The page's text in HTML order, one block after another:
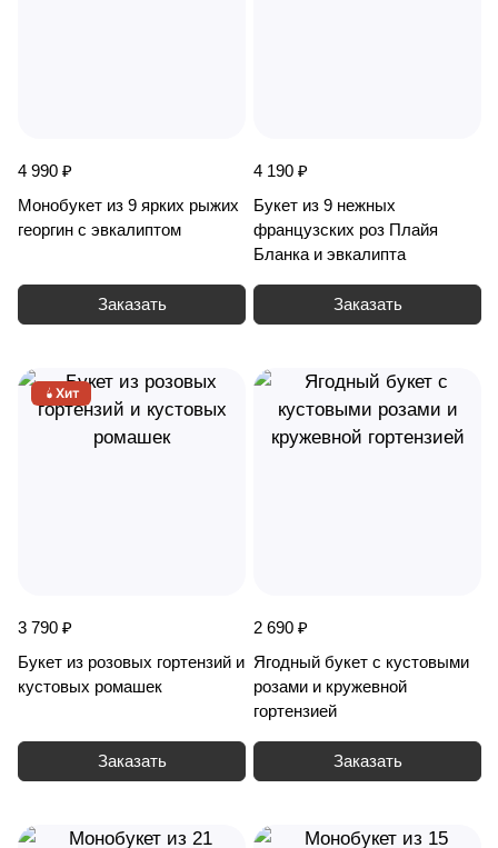
4 990 ₽
Монобукет из 9 ярких рыжих
георгин с эвкалиптом
Заказать
4 190 ₽
Букет из 9 нежных
французских роз Плайя
Бланка и эвкалипта
Заказать
Хит
3 790 ₽
Букет из розовых гортензий и
кустовых ромашек
Заказать
2 690 ₽
Ягодный букет с кустовыми
розами и кружевной
гортензией
Заказать